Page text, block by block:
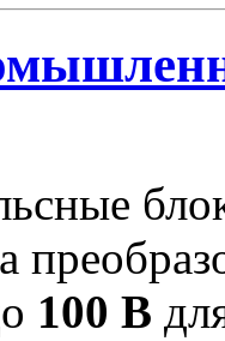
100 В